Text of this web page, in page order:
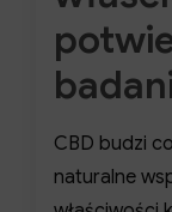
CBD budzi
naturalne